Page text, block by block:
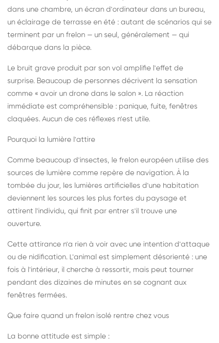
dans une chambre, un écran d'ordinateur dans un bureau,
un éclairage de terrasse en été : autant de scénarios qui se
terminent par un frelon — un seul, généralement — qui
débarque dans la pièce.
Le bruit grave produit par son vol amplifie l'effet de
surprise. Beaucoup de personnes décrivent la sensation
comme « avoir un drone dans le salon ». La réaction
immédiate est compréhensible : panique, fuite, fenêtres
claquées. Aucun de ces réflexes n'est utile.
Pourquoi la lumière l'attire
Comme beaucoup d'insectes, le frelon européen utilise des
sources de lumière comme repère de navigation. À la
tombée du jour, les lumières artificielles d'une habitation
deviennent les sources les plus fortes du paysage et
attirent l'individu, qui finit par entrer s'il trouve une
ouverture.
Cette attirance n'a rien à voir avec une intention d'attaque
ou de nidification. L'animal est simplement désorienté : une
fois à l'intérieur, il cherche à ressortir, mais peut tourner
pendant des dizaines de minutes en se cognant aux
fenêtres fermées.
Que faire quand un frelon isolé rentre chez vous
La bonne attitude est simple :